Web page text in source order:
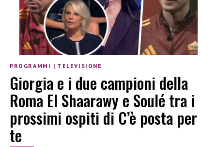
PROGRAMMI | TELEVISIONE
Giorgia e i due campioni della
Roma El Shaarawy e Soulé tra i
prossimi ospiti di C’è posta per
te